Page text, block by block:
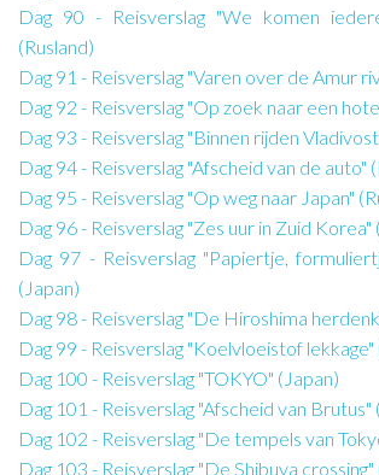
Dag 90 - Reisverslag "We komen
(Rusland)
Dag 91 - Reisverslag "Varen over de Amur
Dag 92 - Reisverslag "Op zoek naar een
Dag 93 - Reisverslag "Binnen rijden
Dag 94 - Reisverslag "Afscheid van de auto"
Dag 95 - Reisverslag "Op weg naar Japan"
Dag 96 - Reisverslag "Zes uur in Zuid
Dag 97 - Reisverslag "Papiertje,
(Japan)
Dag 98 - Reisverslag "De Hiroshima
Dag 99 - Reisverslag "Koelvloeistof lekkage"
Dag 100 - Reisverslag "TOKYO" (Japan)
Dag 101 - Reisverslag "Afscheid van Brutus"
Dag 102 - Reisverslag "De tempels van
Dag 103 - Reisverslag "De Shibuya crossing"